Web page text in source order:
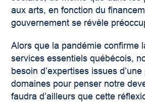
aux arts, en fonction du
gouvernement se révèle
Alors que la pandémie confirme
services essentiels québécois,
besoin d’expertises issues
domaines pour penser notre
faudra d’ailleurs que cette